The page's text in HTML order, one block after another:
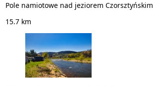
Pole namiotowe nad jeziorem Czorsztyńskim
15.7 km